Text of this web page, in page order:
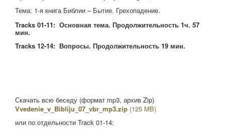
Тема: 1-я книга Библии – Бытие. Грехопадение.
Tracks 01-11: Основная тема. Продолжительность 1ч. 57
мин.
Tracks 12-14: Вопросы. Продолжительность 19 мин.
Скачать всю беседу (формат mp3, архив Zip)
Vvedenie_v_Bibliju_07_vbr_mp3.zip (125 MB)
или по отдельности Track 01-14: